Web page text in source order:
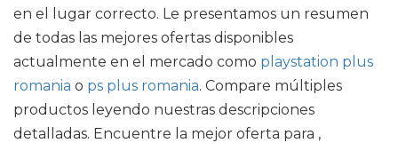
en el lugar correcto. Le presentamos un resumen
de todas las mejores ofertas disponibles
actualmente en el mercado como playstation plus
romania o ps plus romania. Compare múltiples
productos leyendo nuestras descripciones
detalladas. Encuentre la mejor oferta para ,